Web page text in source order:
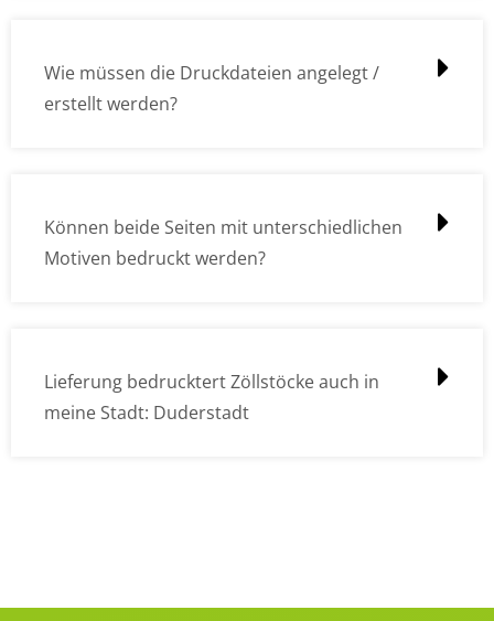
Wie müssen die Druckdateien angelegt /
erstellt werden?
Können beide Seiten mit unterschiedlichen
Motiven bedruckt werden?
Lieferung bedrucktert Zöllstöcke auch in
meine Stadt: Duderstadt